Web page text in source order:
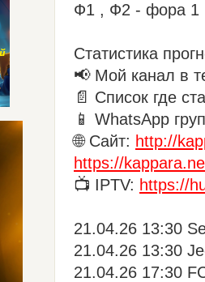
Ф1 , Ф2 - фора 1
Статистика
📢 Мой канал в
📄 Список где
📱 WhatsApp
🌐 Сайт: http://
https://
📺 IPTV: https://
21.04.26 13:30
21.04.26 13:30
21.04.26 17:30